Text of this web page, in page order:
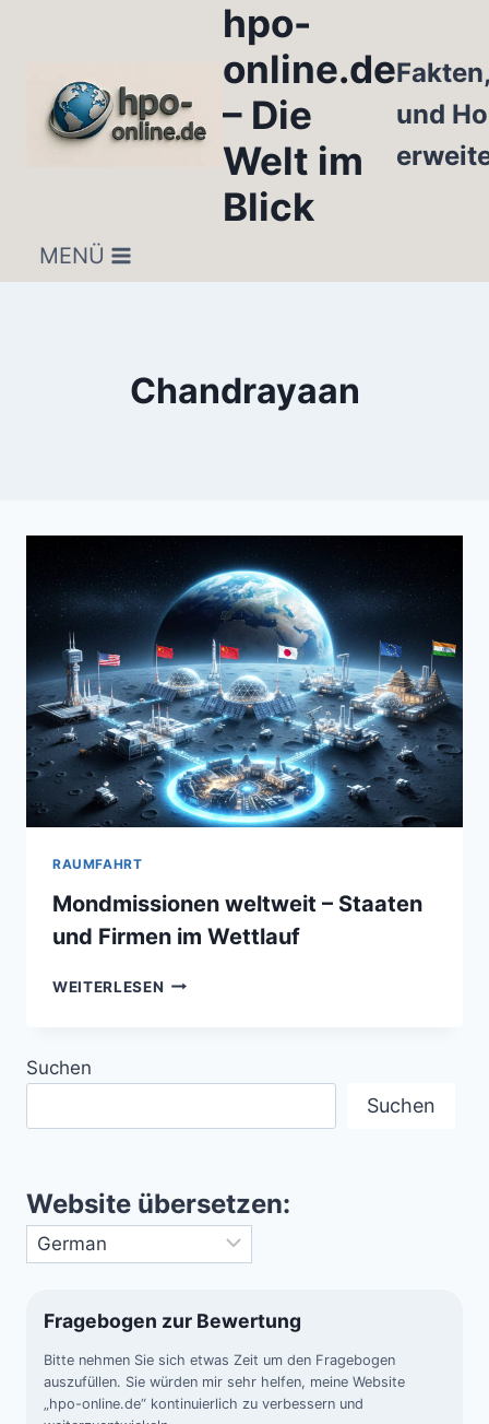
hpo-
online.de
– Die
Welt im
Blick
und
MENÜ
Chandrayaan
RAUMFAHRT
Mondmissionen weltweit – Staaten
und Firmen im Wettlauf
WEITERLESEN MONDMISSIONEN
Suchen
Suchen
Website übersetzen:
Fragebogen zur Bewertung
Bitte nehmen Sie sich etwas Zeit um den Fragebogen
auszufüllen. Sie würden mir sehr helfen, meine Website
„hpo-online.de“ kontinuierlich zu verbessern und